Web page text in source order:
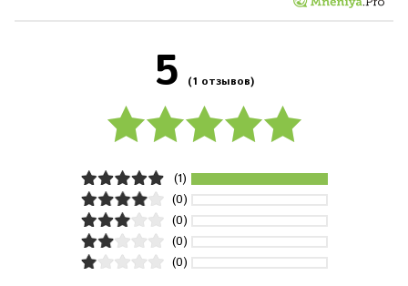
5 (1 отзывов)
(1)
(0)
(0)
(0)
(0)